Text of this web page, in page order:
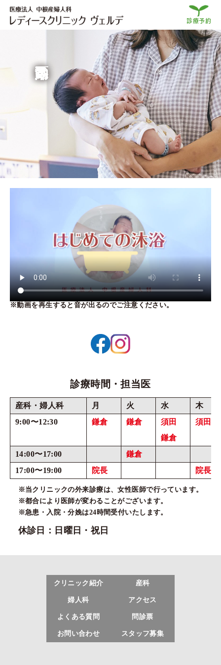
診療予約
※動画を再生すると音が出るのでご注意ください。
診療時間・担当医
産科・婦人科 月 火 水
木
9:00〜12:30
鎌倉 鎌倉
須田
鎌倉
須田
14:00〜17:00
鎌倉
17:00〜19:00
院長 院長
※当クリニックの外来診療は、女性医師で行っています。
※都合により医師が変わることがございます。
※急患・入院・分娩は24時間受付いたします。
休診日：日曜日・祝日
クリニック紹介 産科
婦人科 アクセス
よくある質問 問診票
お問い合わせ スタッフ募集